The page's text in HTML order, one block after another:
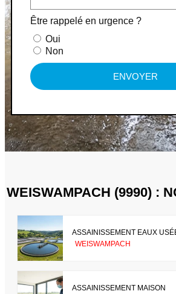
Être rappelé en urgence ?
Oui
Non
ENVOYER
WEISWAMPACH (9990) :
ASSAINISSEMENT EAUX
WEISWAMPACH
ASSAINISSEMENT MAISON